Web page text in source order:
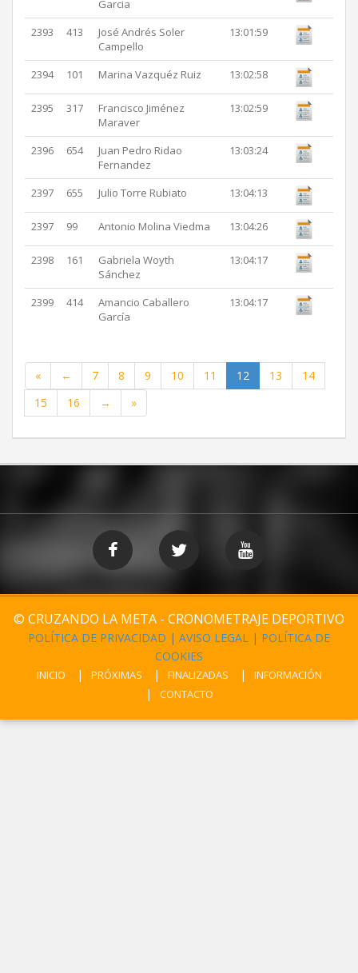
Garcia
2393 413
José Andrés Soler
Campello
13:01:59
2394 101 Marina Vazquéz Ruiz 13:02:58
2395 317
Francisco Jiménez
Maraver
13:02:59
2396 654
Juan Pedro Ridao
Fernandez
13:03:24
2397 655 Julio Torre Rubiato 13:04:13
2397 99 Antonio Molina Viedma 13:04:26
2398 161
Gabriela Woyth
Sánchez
13:04:17
2399 414
Amancio Caballero
García
13:04:17
« ← 7 8 9 10 11 12 13
14
15
16 → »
© CRUZANDO LA META - CRONOMETRAJE DEPORTIVO
POLÍTICA DE PRIVACIDAD | AVISO LEGAL | POLÍTICA DE
COOKIES
INICIO PRÓXIMAS FINALIZADAS
INFORMACIÓN
CONTACTO